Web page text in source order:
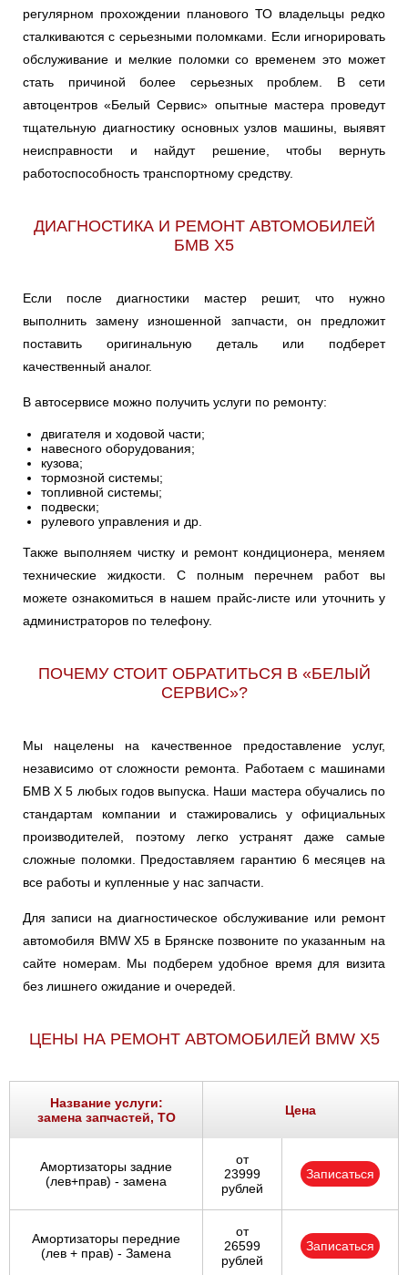
регулярном прохождении планового ТО владельцы редко
сталкиваются с серьезными поломками. Если игнорировать
обслуживание и мелкие поломки со временем это может
стать причиной более серьезных проблем. В сети
автоцентров «Белый Сервис» опытные мастера проведут
тщательную диагностику основных узлов машины, выявят
неисправности и найдут решение, чтобы вернуть
работоспособность транспортному средству.
ДИАГНОСТИКА И РЕМОНТ АВТОМОБИЛЕЙ
БМВ Х5
Если после диагностики мастер решит, что нужно
выполнить замену изношенной запчасти, он предложит
поставить оригинальную деталь или подберет
качественный аналог.
В автосервисе можно получить услуги по ремонту:
двигателя и ходовой части;
навесного оборудования;
кузова;
тормозной системы;
топливной системы;
подвески;
рулевого управления и др.
Также выполняем чистку и ремонт кондиционера, меняем
технические жидкости. С полным перечнем работ вы
можете ознакомиться в нашем прайс-листе или уточнить у
администраторов по телефону.
ПОЧЕМУ СТОИТ ОБРАТИТЬСЯ В «БЕЛЫЙ
СЕРВИС»?
Мы нацелены на качественное предоставление услуг,
независимо от сложности ремонта. Работаем с машинами
БМВ Х 5 любых годов выпуска. Наши мастера обучались по
стандартам компании и стажировались у официальных
производителей, поэтому легко устранят даже самые
сложные поломки. Предоставляем гарантию 6 месяцев на
все работы и купленные у нас запчасти.
Для записи на диагностическое обслуживание или ремонт
автомобиля BMW X5 в Брянске позвоните по указанным на
сайте номерам. Мы подберем удобное время для визита
без лишнего ожидание и очередей.
ЦЕНЫ НА РЕМОНТ АВТОМОБИЛЕЙ BMW X5
Название услуги:
замена запчастей, ТО
Цена
Амортизаторы задние
(лев+прав) - замена
от
23999
рублей
Записаться
Амортизаторы передние
(лев + прав) - Замена
от
26599
рублей
Записаться